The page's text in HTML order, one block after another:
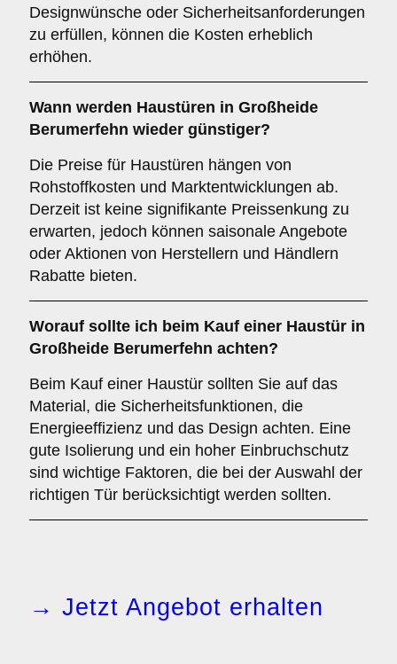
Designwünsche oder Sicherheitsanforderungen
zu erfüllen, können die Kosten erheblich
erhöhen.
Wann werden Haustüren in Großheide
Berumerfehn wieder günstiger?
Die Preise für Haustüren hängen von
Rohstoffkosten und Marktentwicklungen ab.
Derzeit ist keine signifikante Preissenkung zu
erwarten, jedoch können saisonale Angebote
oder Aktionen von Herstellern und Händlern
Rabatte bieten.
Worauf sollte ich beim Kauf einer Haustür in
Großheide Berumerfehn achten?
Beim Kauf einer Haustür sollten Sie auf das
Material, die Sicherheitsfunktionen, die
Energieeffizienz und das Design achten. Eine
gute Isolierung und ein hoher Einbruchschutz
sind wichtige Faktoren, die bei der Auswahl der
richtigen Tür berücksichtigt werden sollten.
→ Jetzt Angebot erhalten